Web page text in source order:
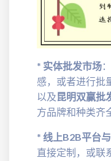
* 实体批发市场
感，或者进行批
以及昆明双赢批
方品牌和种类齐
* 线上B2B平台
直接定制，或联